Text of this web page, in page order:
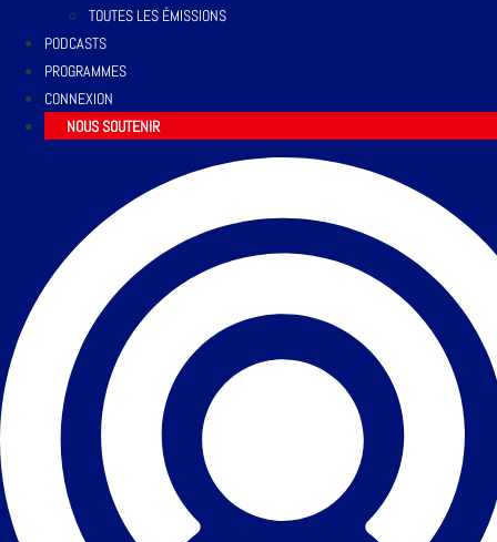
TOUTES LES ÉMISSIONS
PODCASTS
PROGRAMMES
CONNEXION
NOUS SOUTENIR